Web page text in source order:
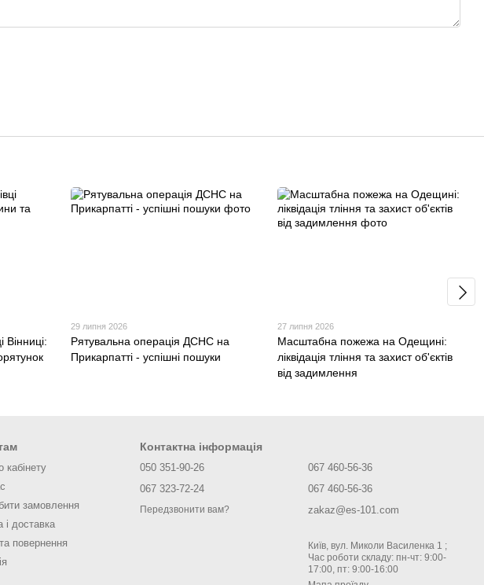
Вінниці:
29 липня 2026
Рятувальна операція ДСНС на
Прикарпатті - успішні пошуки
27 липня 2026
Масштабна пожежа на Одещині:
ліквідація тління та захист об'єктів
від задимлення
кабінету
замовлення
і доставка
повернення
Контактна інформація
050 351-90-26
067 323-72-24
Передзвонити вам?
067 460-56-36
067 460-56-36
zakaz@es-101.com
Київ, вул. Миколи Василенка 1 ;
Час роботи складу: пн-чт: 9:00-
17:00, пт: 9:00-16:00